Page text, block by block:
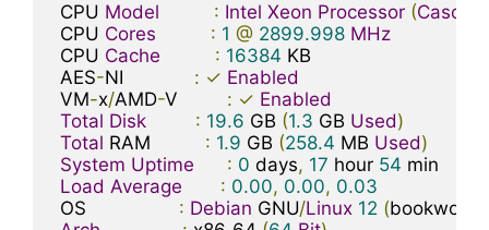
CPU Model : Intel Xeon Processor (
CPU Cores : 1 @ 2899.998 MHz
CPU Cache : 16384 KB
AES-NI : ✓ Enabled
VM-x/AMD-V : ✓ Enabled
Total Disk : 19.6 GB (1.3 GB Used)
Total RAM : 1.9 GB (258.4 MB Used)
System Uptime : 0 days, 17 hour 54 min
Load Average : 0.00, 0.00, 0.03
OS : Debian GNU/Linux 12 (bookworm